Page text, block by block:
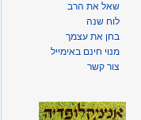
שאל את הרב
לוח שנה
בחן את עצמך
מנוי חינם באימייל
צור קשר